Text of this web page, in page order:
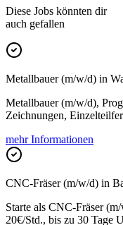
Diese Jobs könnten dir
auch gefallen
Metallbauer (m/w/d) in
Metallbauer (m/w/d),
Zeichnungen,
mehr Informationen
CNC-Fräser (m/w/d) in
Starte als CNC-Fräser
20€/Std., bis zu 30 Tage